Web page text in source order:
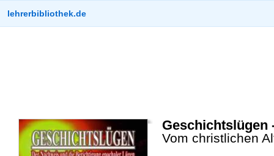
lehrerbibliothek.de
Geschichtslügen
Vom christlichen